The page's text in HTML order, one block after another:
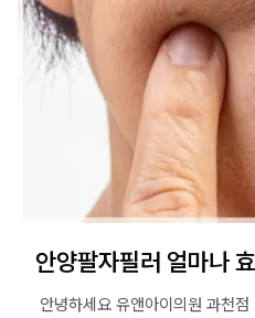
안양팔자필러 얼마나
안녕하세요 유앤아이의원 과천